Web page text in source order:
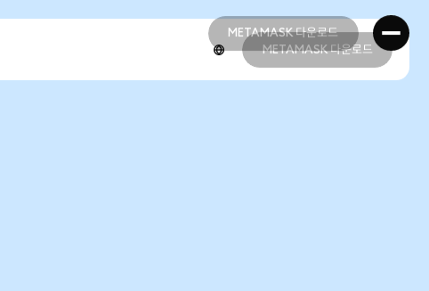
METAMASK 다운로드
METAMASK 다운로드
METAMASK 다운로드